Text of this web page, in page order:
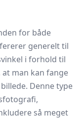
for både
generelt til
i forhold til
man kan fange
Denne type
så meget